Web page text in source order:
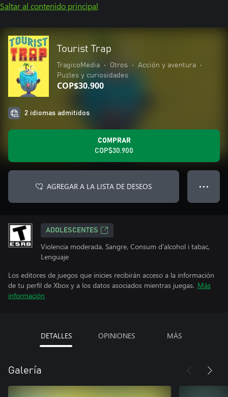
Saltar al contenido principal
Tourist Trap
TragicoMedia • Otros • Acción y aventura
•
Puzles y curiosidades
COP$30.900
2 idiomas admitidos
COMPRAR
COP$30.900
AGREGAR A LA LISTA DE DESEOS ● ● ●
ADOLESCENTES
Violencia moderada, Sangre, Consum d'alcohol i tabac,
Lenguaje
Los editores de juegos que inicies recibirán acceso a la información
de tu perfil de Xbox y a los datos asociados mientras juegas. Más
información
DETALLES OPINIONES MÁS
Galería